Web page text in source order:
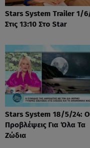
Stars System Trailer 1/
Στις 13:10 Στο Star
Stars System 18/5/24:
Προβλέψεις Για Όλα Τα
Ζώδια